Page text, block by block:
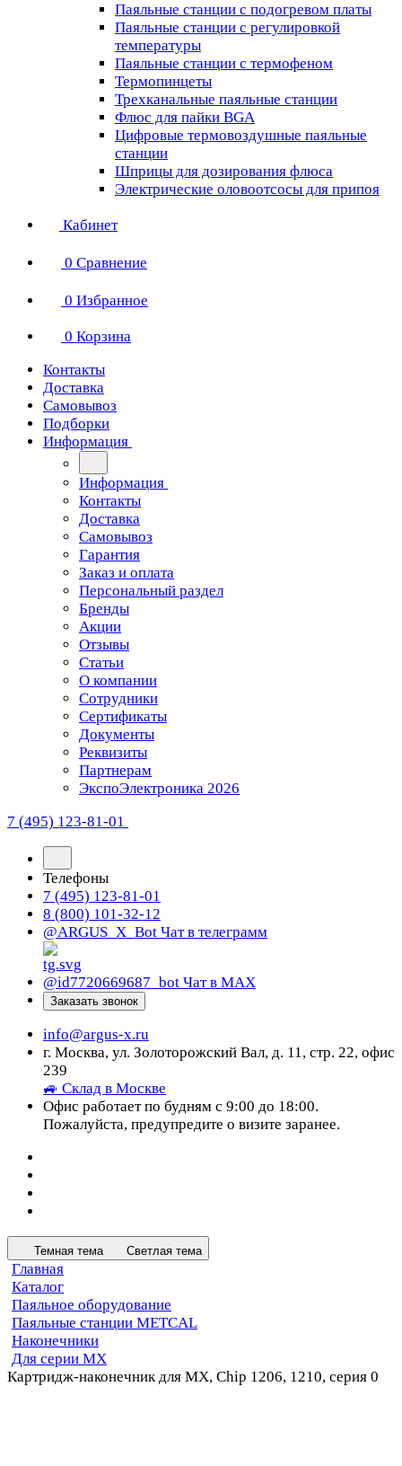
Паяльные станции с подогревом платы
Паяльные станции с регулировкой
температуры
Паяльные станции с термофеном
Термопинцеты
Трехканальные паяльные станции
Флюс для пайки BGA
Цифровые термовоздушные паяльные
станции
Шприцы для дозирования флюса
Электрические оловоотсосы для припоя
Кабинет
0 Сравнение
0 Избранное
0 Корзина
Контакты
Доставка
Самовывоз
Подборки
Информация
Информация
Контакты
Доставка
Самовывоз
Гарантия
Заказ и оплата
Персональный раздел
Бренды
Акции
Отзывы
Статьи
О компании
Сотрудники
Сертификаты
Документы
Реквизиты
Партнерам
ЭкспоЭлектроника 2026
7 (495) 123-81-01
Телефоны
7 (495) 123-81-01
8 (800) 101-32-12
@ARGUS_X_Bot Чат в телеграмм
@id7720669687_bot Чат в МАХ
Заказать звонок
info@argus-x.ru
г. Москва, ул. Золоторожский Вал, д. 11, стр. 22, офис
239
🚙 Склад в Москве
Офис работает по будням с 9:00 до 18:00.
Пожалуйста, предупредите о визите заранее.
Темная тема Светлая тема
Главная
Каталог
Паяльное оборудование
Паяльные станции METCAL
Наконечники
Для серии MX
Картридж-наконечник для MX, Chip 1206, 1210, серия 0